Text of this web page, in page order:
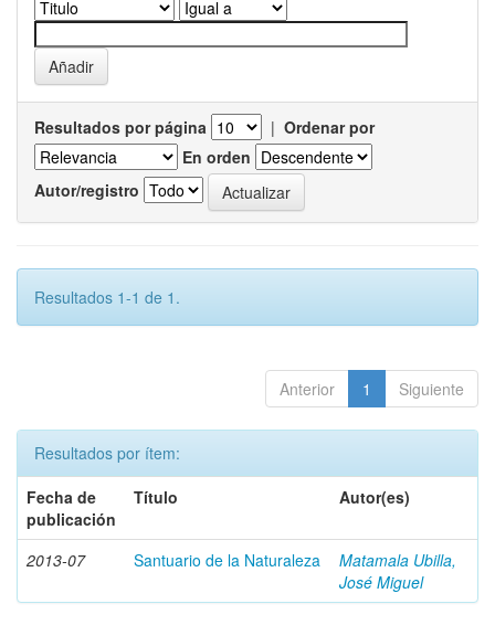
Resultados por página | Ordenar por
En orden
Autor/registro
Resultados 1-1 de 1.
Anterior 1 Siguiente
Resultados por ítem:
Fecha de
publicación
Título Autor(es)
2013-07 Santuario de la Naturaleza
Matamala Ubilla,
José Miguel